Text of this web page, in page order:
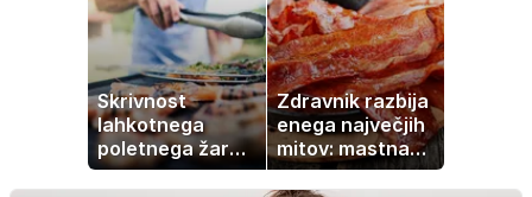
Skrivnost
lahkotnega
poletnega žara,
po katerem ne
Zdravnik razbija
enega največjih
mitov: mastna
jetra ne